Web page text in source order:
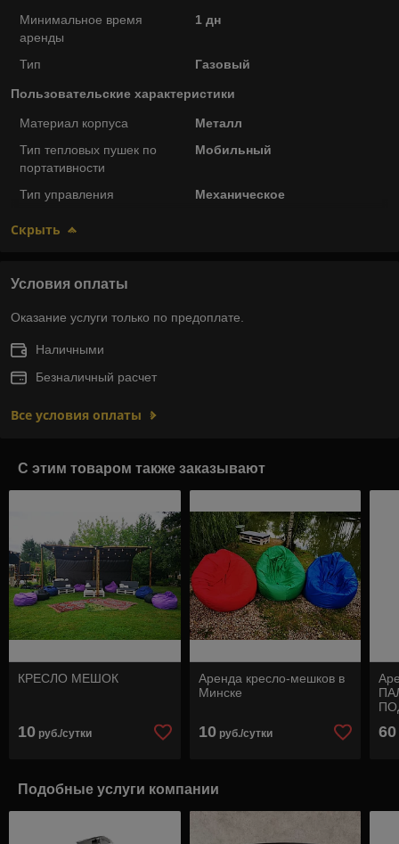
Минимальное время
аренды
1 дн
Тип Газовый
Пользовательские характеристики
Материал корпуса
Металл
Тип тепловых пушек по
портативности
Мобильный
Тип управления Механическое
Скрыть
Условия оплаты
Оказание услуги только по предоплате.
Наличными
Безналичный расчет
Все условия оплаты
С этим товаром также заказывают
КРЕСЛО МЕШОК
10 руб./сутки
Аренда кресло-мешков в
Минске
10руб./сутки 60
Подобные услуги компании